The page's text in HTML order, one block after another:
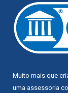
Muito mais que
uma assessoria